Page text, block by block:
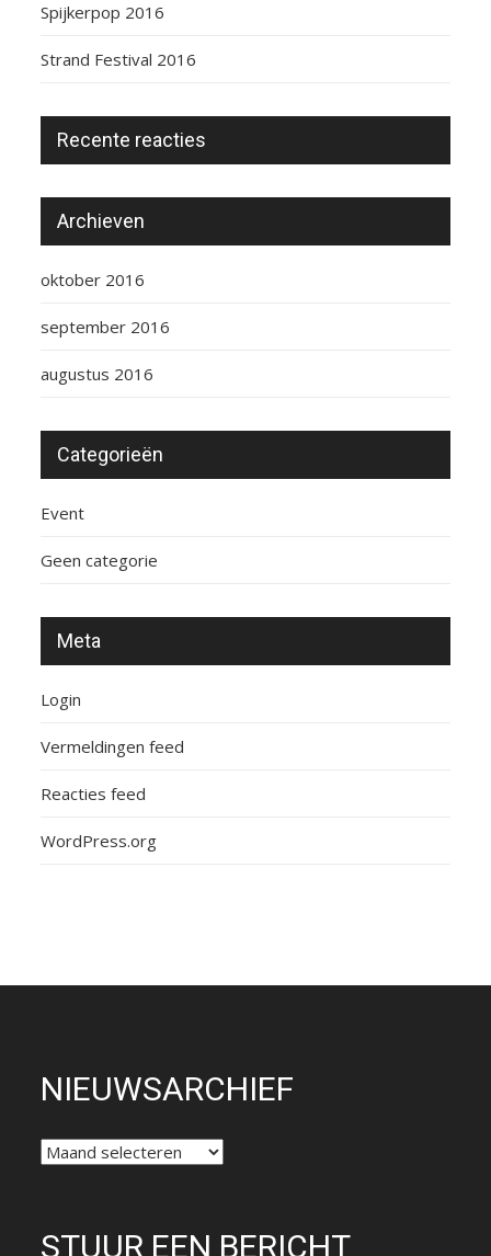
Spijkerpop 2016
Strand Festival 2016
Recente reacties
Archieven
oktober 2016
september 2016
augustus 2016
Categorieën
Event
Geen categorie
Meta
Login
Vermeldingen feed
Reacties feed
WordPress.org
NIEUWSARCHIEF
NIEUWSARCHIEF
STUUR EEN BERICHT